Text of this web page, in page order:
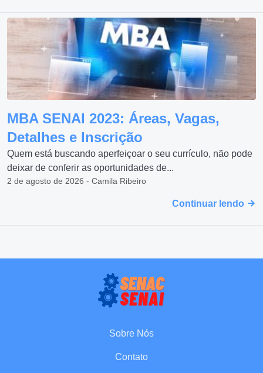
MBA SENAI 2023: Áreas, Vagas,
Detalhes e Inscrição
Quem está buscando aperfeiçoar o seu currículo, não pode
deixar de conferir as oportunidades de...
2 de agosto de 2026 - Camila Ribeiro
Continuar lendo
Sobre Nós
Contato